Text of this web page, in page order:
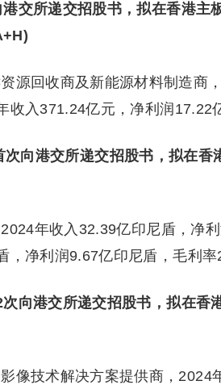
交所递交招股书，拟在香港主
源回收商及新能源材料制造商
入371.24亿元，净利润17.22
向港交所递交招股书，拟在香
年收入32.39亿印尼盾，净
净利润9.67亿印尼盾，毛利率
向港交所递交招股书，拟在香
像技术解决方案提供商，2024